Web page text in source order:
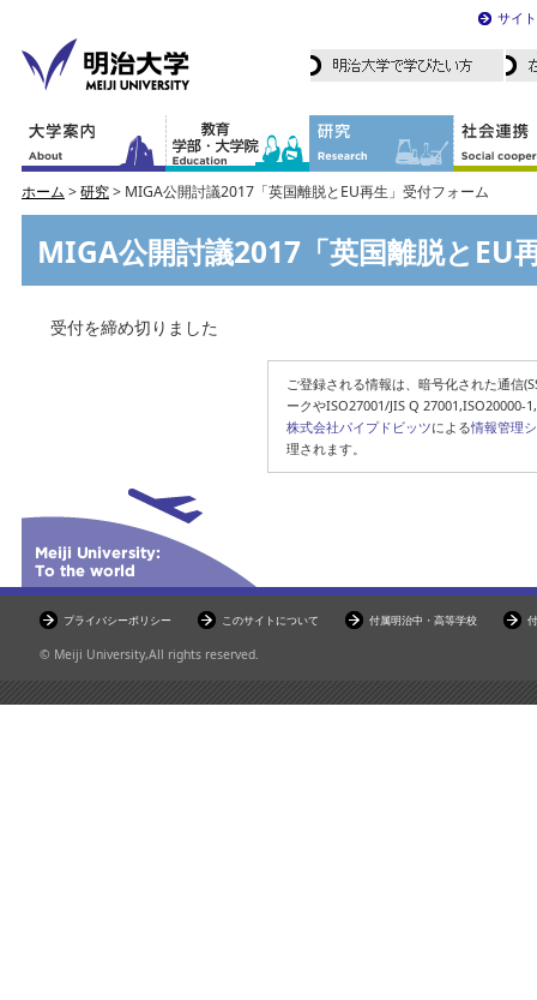
サイ
ホーム >研究> MIGA公開討議2017「英国離脱とEU再生」受付フォーム
MIGA公開討議2017「英国離脱とEU
受付を締め切りました
ご登録される情報は、暗号化された通信
ークやISO27001/JIS Q 27001,ISO20000-
株式会社パイプドビッツによる情報管理
理されます。
プライバシーポリシー このサイトについて 付属明治中・高等学校
© Meiji University,All rights reserved.